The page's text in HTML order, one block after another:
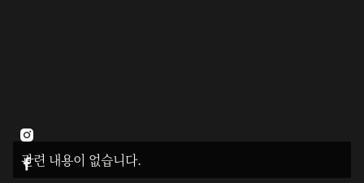
관련 내용이 없습니다.

